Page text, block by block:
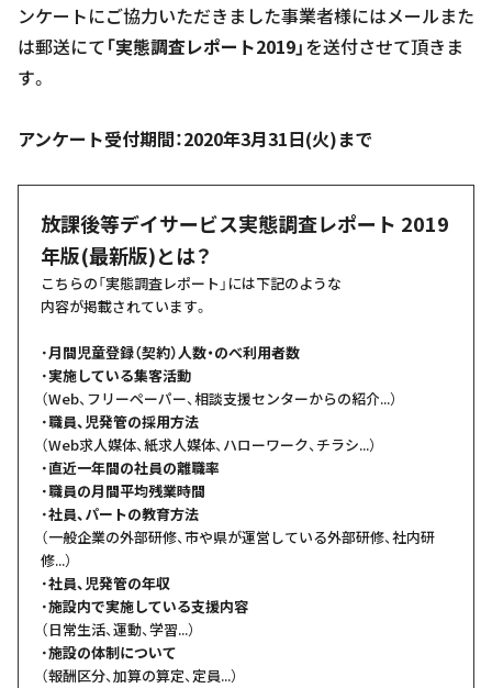
ンケートにご協力いただきました事業者様にはメールまた
は郵送にて「実態調査レポート2019」を送付させて頂きま
す。
アンケート受付期間：2020年3月31日(火)まで
放課後等デイサービス実態調査レポート 2019
年版(最新版)とは？
こちらの「実態調査レポート」には下記のような
内容が掲載されています。
・月間児童登録（契約）人数・のべ利用者数
・実施している集客活動
（Web、フリーペーパー、相談支援センターからの紹介...）
・職員、児発管の採用方法
（Web求人媒体、紙求人媒体、ハローワーク、チラシ...）
・直近一年間の社員の離職率
・職員の月間平均残業時間
・社員、パートの教育方法
（一般企業の外部研修、市や県が運営している外部研修、社内研
修...）
・社員、児発管の年収
・施設内で実施している支援内容
（日常生活、運動、学習...）
・施設の体制について
（報酬区分、加算の算定、定員...）